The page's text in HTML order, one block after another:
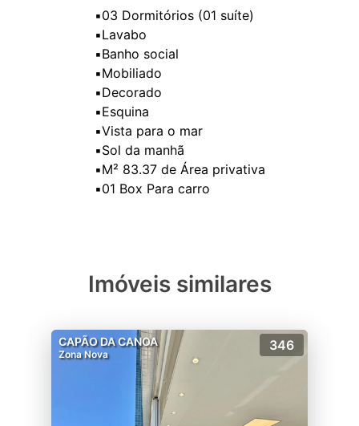
▪️03 Dormitórios (01 suíte)
▪️Lavabo
▪️Banho social
▪️Mobiliado
▪️Decorado
▪️Esquina
▪️Vista para o mar
▪️Sol da manhã
▪️M² 83.37 de Área privativa
Imóveis similares
CAPÃO DA CANOA
Zona Nova
346